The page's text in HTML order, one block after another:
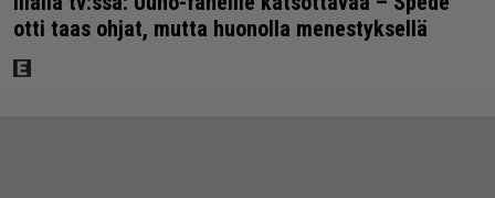
otti taas ohjat, mutta huonolla menestyksellä